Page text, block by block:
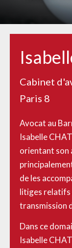
Cabinet
Paris 8
Avocat au
Isabelle
orientant son
de les
litiges relatifs
transmission
Dans ce
Isabelle